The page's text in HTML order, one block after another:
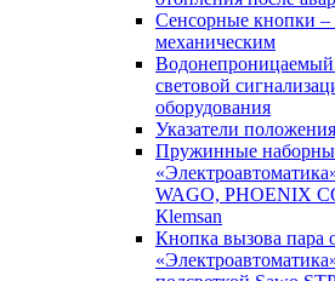
Сенсорные кнопки –
механическим
Водонепроницаемый
световой
оборудования
Указатели
Пружинные
WAGO, PHOENIX
Кlemsan
Кнопка вызова